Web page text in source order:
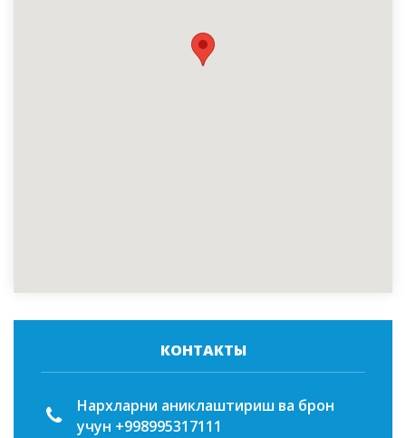
КОНТАКТЫ
Нархларни аниклаштириш ва брон
учун +998995317111